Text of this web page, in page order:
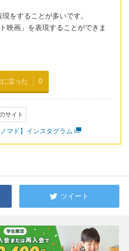
をすることが多いです。
映画」を表現することができま
立った 0
サイト
マド】インスタグラム
ツイート